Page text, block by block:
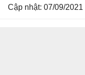
Cập nhật: 07/09/2021